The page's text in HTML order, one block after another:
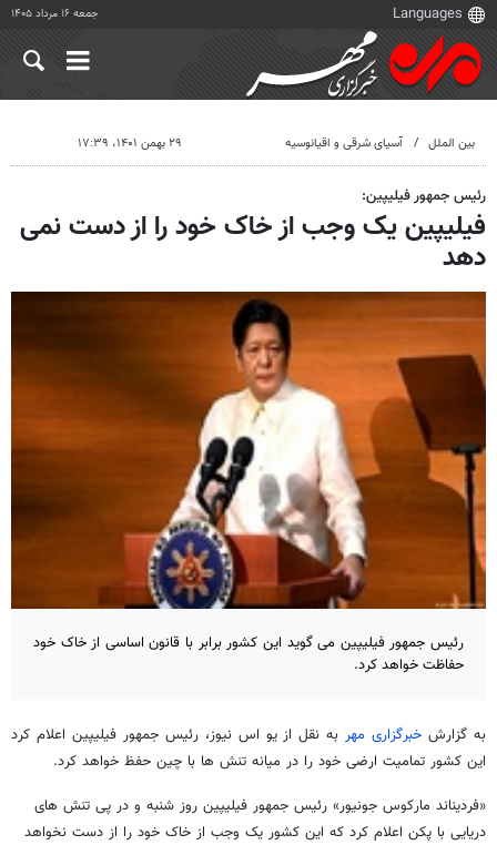
جمعه ۱۶ مرداد ۱۴۰۵
بین الملل آسیای شرقی و اقیانوسیه ۲۹ بهمن ۱۴۰۱، ۱۷:۳۹
رئیس جمهور فیلیپین:
فیلیپین یک وجب از خاک خود را از دست نمی
دهد
رئیس جمهور فیلیپین می گوید این کشور برابر با قانون اساسی از خاک خود
حفاظت خواهد کرد.
به گزارش خبرگزاری مهر به نقل از یو اس نیوز، رئیس جمهور فیلیپین اعلام کرد
این کشور تمامیت ارضی خود را در میانه تنش ها با چین حفظ خواهد کرد.
«فردیناند مارکوس جونیور» رئیس جمهور فیلیپین روز شنبه و در پی تنش های
دریایی با پکن اعلام کرد که این کشور یک وجب از خاک خود را از دست نخواهد